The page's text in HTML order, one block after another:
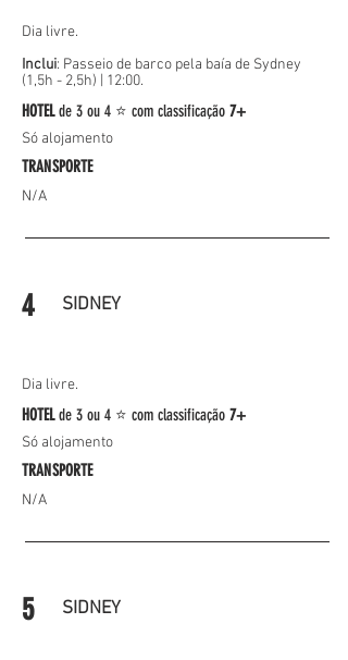
Dia livre.
Inclui: Passeio de barco pela baía de Sydney
(1,5h - 2,5h) | 12:00.
HOTELde 3 ou 4 ⭐ com classificação 7+
Só alojamento
TRANSPORTE
N/A
4 SIDNEY
Dia livre.
HOTELde 3 ou 4 ⭐ com classificação 7+
Só alojamento
TRANSPORTE
N/A
5 SIDNEY